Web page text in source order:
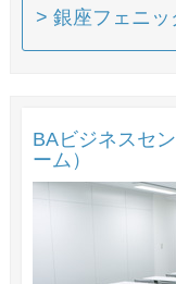
> 銀座フェニ
BAビジネスセ
ーム）